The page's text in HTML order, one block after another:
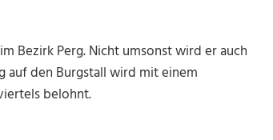
Bezirk Perg. Nicht umsonst wird er auch
auf den Burgstall wird mit einem
belohnt.